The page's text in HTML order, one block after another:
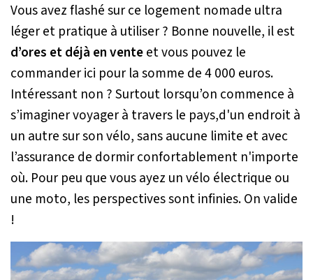
Vous avez flashé sur ce logement nomade ultra
léger et pratique à utiliser ? Bonne nouvelle, il est
d’ores et déjà en venteet vous pouvez le
commander ici pour la somme de 4 000 euros.
Intéressant non ? Surtout lorsqu’on commence à
s’imaginer voyager à travers le pays,d'un endroit à
un autre sur son vélo, sans aucune limite et avec
l’assurance de dormir confortablement n'importe
où. Pour peu que vous ayez un vélo électrique ou
une moto, les perspectives sont infinies. On valide
!